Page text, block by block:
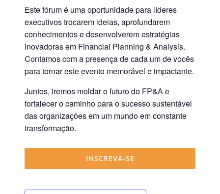
Este fórum é uma oportunidade para líderes
executivos trocarem ideias, aprofundarem
conhecimentos e desenvolverem estratégias
inovadoras em Financial Planning & Analysis.
Contamos com a presença de cada um de vocês
para tornar este evento memorável e impactante.
Juntos, iremos moldar o futuro do FP&A e
fortalecer o caminho para o sucesso sustentável
das organizações em um mundo em constante
transformação.
INSCREVA-SE